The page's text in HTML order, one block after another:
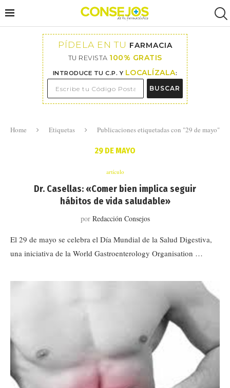
PÍDELA EN TU FARMACIA
TU REVISTA 100% GRATIS
INTRODUCE TU C.P. Y LOCALÍZALA:
BUSCAR
Home Etiquetas Publicaciones etiquetadas con "29 de mayo"
29 DE MAYO
artículo
Dr. Casellas: «Comer bien implica seguir
hábitos de vida saludable»
por Redacción Consejos
El 29 de mayo se celebra el Día Mundial de la Salud Digestiva,
una iniciativa de la World Gastroenterology Organisation …